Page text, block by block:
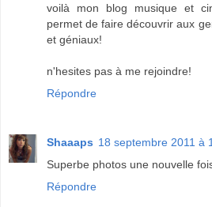
voilà mon blog musique et
permet de faire découvrir aux
et géniaux!
n'hesites pas à me rejoindre!
Répondre
Shaaaps 18 septembre 2011 à
Superbe photos une nouvelle
Répondre